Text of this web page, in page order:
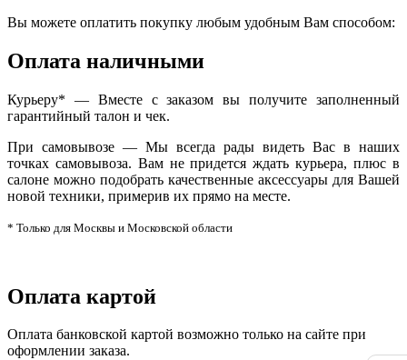
Вы можете оплатить покупку любым удобным Вам способом:
Оплата наличными
Курьеру* — Вместе с заказом вы получите заполненный
гарантийный талон и чек.
При самовывозе — Мы всегда рады видеть Вас в наших
точках самовывоза. Вам не придется ждать курьера, плюс в
салоне можно подобрать качественные аксессуары для Вашей
новой техники, примерив их прямо на месте.
* Только для Москвы и Московской области
Оплата картой
Оплата банковской картой возможно только на сайте при
оформлении заказа.